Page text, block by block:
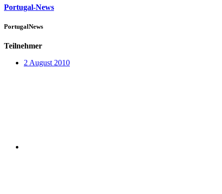
Portugal-News
PortugalNews
Teilnehmer
2 August 2010